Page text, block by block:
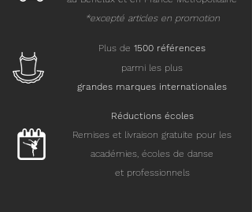
*excepté articles en promotion
Plus de 1500 références
parmi les plus
grandes marques internationales
Réductions écoles
Remises et livraison gratuite pour les
académies, écoles de danse
et professionnels